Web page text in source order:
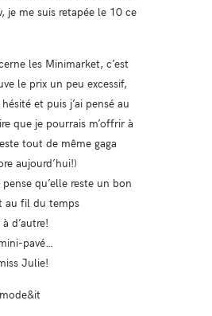
je me suis retapée le 10 ce
les Minimarket, c’est
le prix un peu excessif,
et puis j’ai pensé au
que je pourrais m’offrir à
tout de même gaga
aujourd’hui!)
qu’elle reste un bon
au fil du temps
d’autre!
pavé…
Julie!